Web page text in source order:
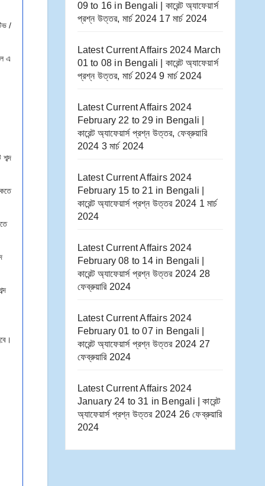
/
এ
09 to 16​ in Bengali | কারেন্ট অ্যাফেয়ার্স
প্রশ্ন উত্তর, মার্চ 2024 17 মার্চ 2024
Latest Current Affairs 2024 March
01 to 08​ in Bengali | কারেন্ট অ্যাফেয়ার্স
প্রশ্ন উত্তর, মার্চ 2024 9 মার্চ 2024
Latest Current Affairs 2024
February 22 to 29​ in Bengali |
কারেন্ট অ্যাফেয়ার্স প্রশ্ন উত্তর, ফেব্রুয়ারি
2024 3 মার্চ 2024
Latest Current Affairs 2024
February 15 to 21​ in Bengali |
কারেন্ট অ্যাফেয়ার্স প্রশ্ন উত্তর 2024 1 মার্চ
2024
Latest Current Affairs 2024
February 08 to 14​ in Bengali |
কারেন্ট অ্যাফেয়ার্স প্রশ্ন উত্তর 2024 28
ফেব্রুয়ারি 2024
Latest Current Affairs 2024
February 01 to 07​ in Bengali |
কারেন্ট অ্যাফেয়ার্স প্রশ্ন উত্তর 2024 27
ফেব্রুয়ারি 2024
Latest Current Affairs 2024
January 24 to 31​ in Bengali | কারেন্ট
অ্যাফেয়ার্স প্রশ্ন উত্তর 2024 26 ফেব্রুয়ারি
2024